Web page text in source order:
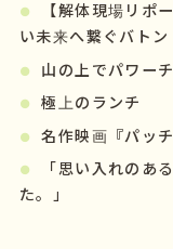
【解体現場リポ
い未来へ繋ぐバトン
山の上でパワー
極上のランチ
名作映画『パッ
「思い入れのあ
た。」